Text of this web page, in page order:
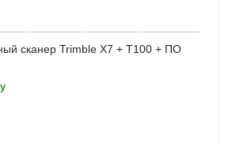
сканер Trimble X7 + T100 + ПО